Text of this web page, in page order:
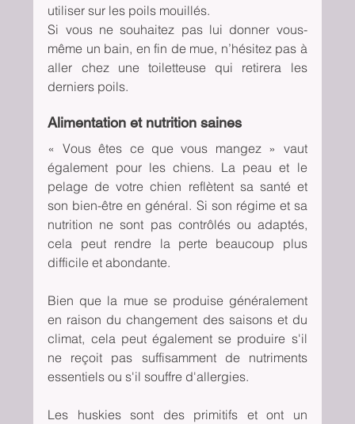
utiliser sur les poils mouillés.
Si vous ne souhaitez pas lui donner vous-
même un bain, en fin de mue, n’hésitez pas à
aller chez une toiletteuse qui retirera les
derniers poils.
Alimentation et nutrition saines
« Vous êtes ce que vous mangez » vaut
également pour les chiens. La peau et le
pelage de votre chien reflètent sa santé et
son bien-être en général. Si son régime et sa
nutrition ne sont pas contrôlés ou adaptés,
cela peut rendre la perte beaucoup plus
difficile et abondante.
Bien que la mue se produise généralement
en raison du changement des saisons et du
climat, cela peut également se produire s'il
ne reçoit pas suffisamment de nutriments
essentiels ou s'il souffre d'allergies.
Les huskies sont des primitifs et ont un